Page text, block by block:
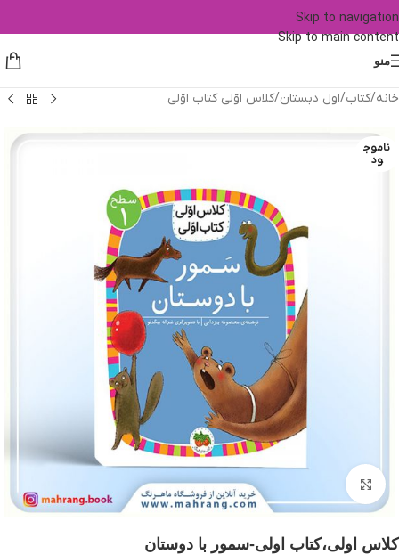
Skip to navigation
Skip to main content
منو
خانه/کتاب/اول دبستان/کلاس اوّلی کتاب اوّلی
ناموج
ود
بزرگنمایی تصویر
کلاس اولی،کتاب اولی-سمور با دوستان